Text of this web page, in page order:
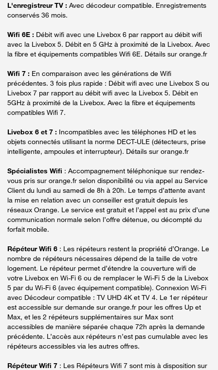
L'enregistreur TV : Avec décodeur compatible. Enregistrements
conservés 36 mois.
Wifi 6E : Débit wifi avec une Livebox 6 par rapport au débit wifi
avec la Livebox 5. Débit en 5 GHz à proximité de la Livebox. Avec
la fibre et équipements compatibles Wifi 6E. Détails sur orange.fr
Wifi 7 : En comparaison avec les générations de Wifi
précédentes. 3 fois plus rapide : Débit wifi avec une Livebox S ou
Livebox 7 par rapport au débit wifi avec la Livebox 5. Débit en
5GHz à proximité de la Livebox. Avec la fibre et équipements
compatibles Wifi 7.
Livebox 6 et 7 : Incompatibles avec les téléphones HD et les
objets connectés utilisant la norme DECT-ULE (détecteurs, prise
intelligente, ampoules et interrupteur). Détails sur orange.fr
Spécialistes Wifi : Accompagnement téléphonique sur rendez-
vous pris sur orange.fr selon disponibilité ou via appel au Service
Client du lundi au samedi de 8h à 20h. Le temps d’attente avant
la mise en relation avec un conseiller est gratuit depuis les
réseaux Orange. Le service est gratuit et l’appel est au prix d’une
communication normale selon l’offre détenue, ou décompté du
forfait mobile.
Répéteur Wifi 6 : Les répéteurs restent la propriété d’Orange. Le
nombre de répéteurs nécessaires dépend de la taille de votre
logement. Le répéteur permet d’étendre la couverture wifi de
votre Livebox en Wi-Fi 6 ou de remplacer le Wi-Fi 5 de la Livebox
5 par du Wi-Fi 6 (avec équipement compatible). Connexion Wi-Fi
avec Décodeur compatible : TV UHD 4K et TV 4. Le 1er répéteur
est accessible sur demande sur orange.fr pour les offres Up et
Max, et les 2 répéteurs supplémentaires sur Max sont
accessibles de manière séparée chaque 72h après la demande
précédente. L’accès aux répéteurs n’est pas cumulable avec les
répéteurs accessibles via les autres offres.
Répéteur Wifi 7 : Les Répéteurs Wifi 7 sont mis à disposition sur